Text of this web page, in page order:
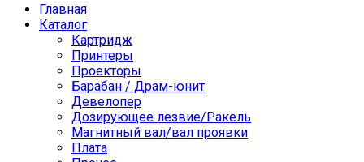
Главная
Каталог
Картридж
Принтеры
Проекторы
Барабан / Драм-юнит
Девелопер
Дозирующее лезвие/Ракель
Магнитный вал/вал проявки
Плата